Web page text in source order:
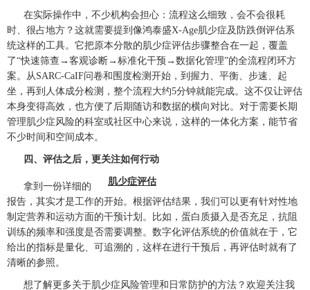
在实际操作中，不少机构会担心：流程这么细致，会不会很耗
时、很占地方？这就需要提到像鸿泰盛X-Age肌少症及防跌倒评估系
统这样的工具。它把原本分散的肌少症评估步骤整合在一起，覆盖
了“快速筛查→客观诊断→标准化干预→数据化管理”的全流程闭环方
案。从SARC-CaIF问卷和围度检测开始，到握力、平衡、步速、起
坐，再到人体成分检测，整个流程大约5分钟就能完成。这不仅让评估
本身变得高效，也方便了后期随访和数据的横向对比。对于需要长期
管理肌少症风险的科室或社区中心来说，这样的一体化方案，能节省
不少时间和空间成本。
四、评估之后，更关注如何行动
拿到一份详细的
肌少症评估
报告，其实才是工作的开始。根据评估结果，我们可以更有针对性地
制定营养和运动方面的干预计划。比如，蛋白质摄入是否充足，抗阻
训练的频率和强度是否需要调整。数字化评估系统的价值就在于，它
给出的指标是量化、可追溯的，这样在进行干预后，再评估时就有了
清晰的参照。
想了解更多关于肌少症风险管理和日常防护的方法？欢迎关注我